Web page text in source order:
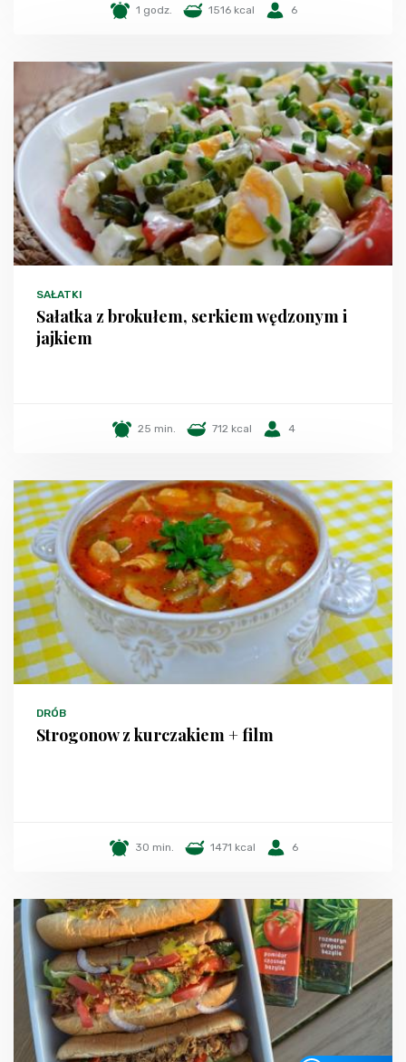
1 godz. 1516 kcal 6
SAŁATKI
Sałatka z brokułem, serkiem wędzonym i
jajkiem
25 min. 712 kcal 4
DRÓB
Strogonow z kurczakiem + film
30 min. 1471 kcal 6